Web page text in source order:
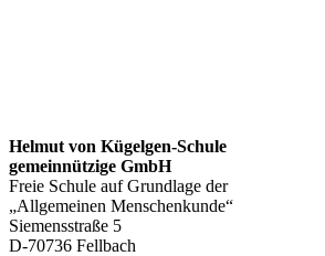
Helmut von Kügelgen-Schule
gemeinnützige GmbH
Freie Schule auf Grundlage der
„Allgemeinen Menschenkunde“
Siemensstraße 5
D-70736 Fellbach